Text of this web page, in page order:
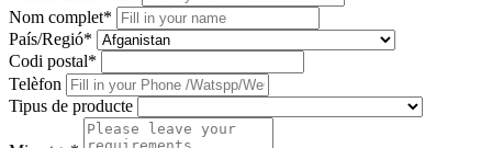
Nom complet*
País/Regió*
Codi postal*
Telèfon
Tipus de producte